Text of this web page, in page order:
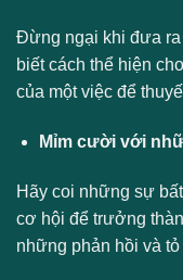
Đừng ngại khi đưa ra
biết cách thể hiện
của một việc để
Mỉm cười với
Hãy coi những sự
cơ hội để trưởng
những phản hồi và